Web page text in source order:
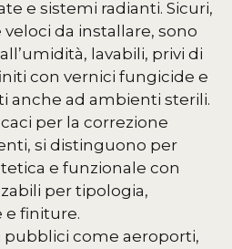
e sistemi radianti. Sicuri,
da installare, sono
lavabili, privi di
con vernici fungicide e
anche ad ambienti sterili.
per la correzione
si distinguono per
e funzionale con
per tipologia,
e finiture.
pubblici come aeroporti,